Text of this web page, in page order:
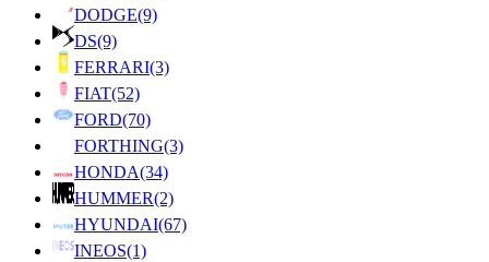
DODGE(9)
DS(9)
FERRARI(3)
FIAT(52)
FORD(70)
FORTHING(3)
HONDA(34)
HUMMER(2)
HYUNDAI(67)
INEOS(1)